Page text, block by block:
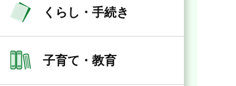
くらし・手続き
子育て・教育